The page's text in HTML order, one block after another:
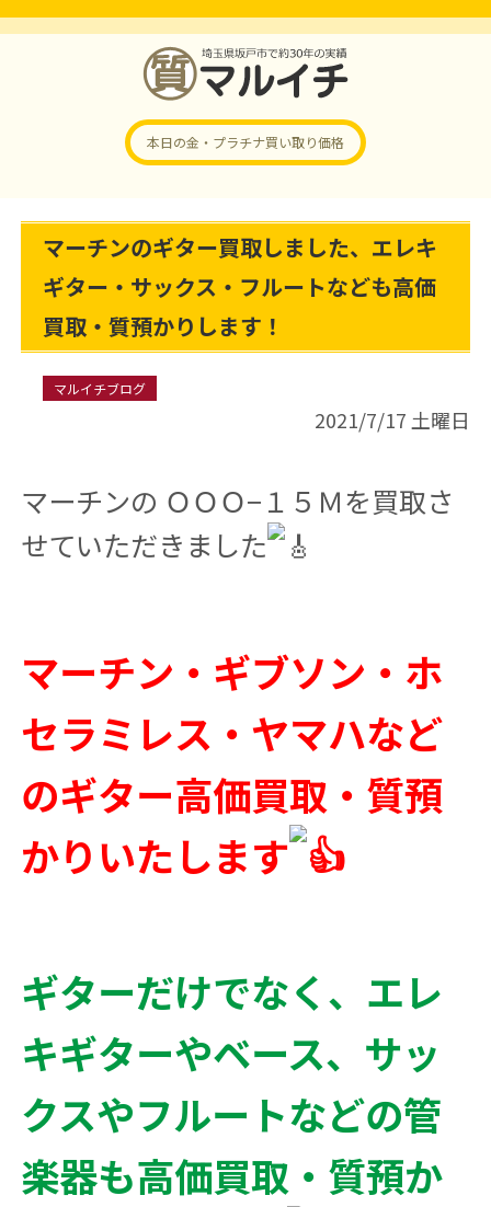
本日の金・プラチナ買い取り価格
マーチンのギター買取しました、エレキ
ギター・サックス・フルートなども高価
買取・質預かりします！
マルイチブログ
2021/7/17 土曜日
マーチンの ＯＯＯ−１５Ｍを買取さ
せていただきました
マーチン・ギブソン・ホ
セラミレス・ヤマハなど
のギター高価買取・質預
かりいたします
ギターだけでなく、エレ
キギターやベース、サッ
クスやフルートなどの管
楽器も高価買取・質預か